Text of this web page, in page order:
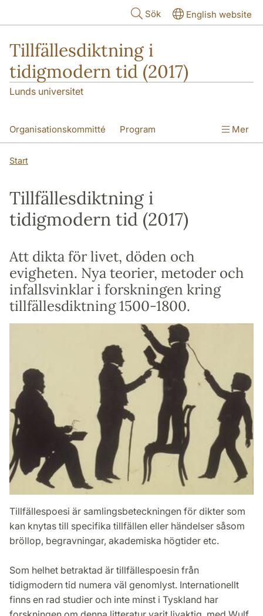
Sök English website
Tillfällesdiktning i
tidigmodern tid (2017)
Lunds universitet
Organisationskommitté Program
Sponsorer
Mer
Start
Tillfällesdiktning i
tidigmodern tid (2017)
Att dikta för livet, döden och
evigheten. Nya teorier, metoder och
infallsvinklar i forskningen kring
tillfällesdiktning 1500-1800.
Tillfällespoesi är samlingsbeteckningen för dikter som
kan knytas till specifika tillfällen eller händelser såsom
bröllop, begravningar, akademiska högtider etc.
Som helhet betraktad är tillfällespoesin från
tidigmodern tid numera väl genomlyst. Internationellt
finns en rad studier och inte minst i Tyskland har